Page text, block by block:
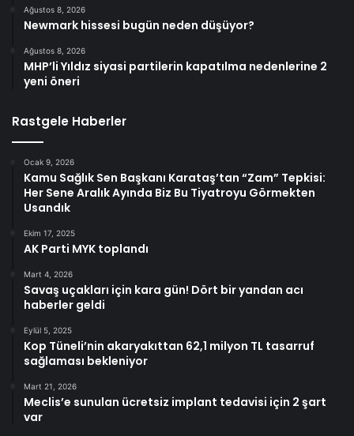
Ağustos 8, 2026
Newmark hissesi bugün neden düşüyor?
Ağustos 8, 2026
MHP’li Yıldız siyasi partilerin kapatılma nedenlerine 2
yeni öneri
Rastgele Haberler
Ocak 9, 2026
Kamu Sağlık Sen Başkanı Karataş’tan “Zam” Tepkisi:
Her Sene Aralık Ayında Biz Bu Tiyatroyu Görmekten
Usandık
Ekim 17, 2025
AK Parti MYK toplandı
Mart 4, 2026
Savaş uçakları için kara gün! Dört bir yandan acı
haberler geldi
Eylül 5, 2025
Kop Tüneli’nin akaryakıttan 62,1 milyon TL tasarruf
sağlaması bekleniyor
Mart 21, 2026
Meclis’e sunulan ücretsiz implant tedavisi için 2 şart
var